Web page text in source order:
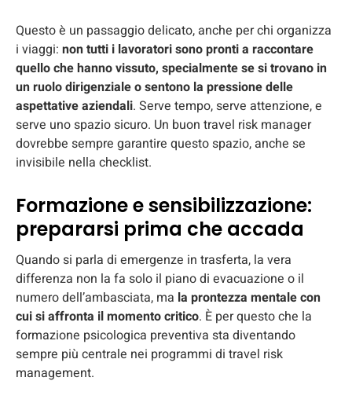
Questo è un passaggio delicato, anche per chi organizza
i viaggi: non tutti i lavoratori sono pronti a raccontare
quello che hanno vissuto, specialmente se si trovano in
un ruolo dirigenziale o sentono la pressione delle
aspettative aziendali. Serve tempo, serve attenzione, e
serve uno spazio sicuro. Un buon travel risk manager
dovrebbe sempre garantire questo spazio, anche se
invisibile nella checklist.
Formazione e sensibilizzazione:
prepararsi prima che accada
Quando si parla di emergenze in trasferta, la vera
differenza non la fa solo il piano di evacuazione o il
numero dell’ambasciata, ma la prontezza mentale con
cui si affronta il momento critico. È per questo che la
formazione psicologica preventiva sta diventando
sempre più centrale nei programmi di travel risk
management.